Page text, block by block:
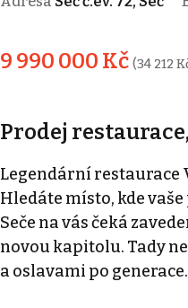
9 990 000 Kč (34 212
Prodej
Legendární restaurace
Hledáte místo, kde
Seče na vás čeká
novou kapitolu. Tady
a oslavami po generace.